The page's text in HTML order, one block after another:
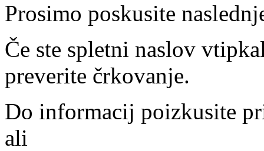
Prosimo poskusite
Če ste spletni naslov
preverite črkovanje.
Do informacij poizkusite
ali